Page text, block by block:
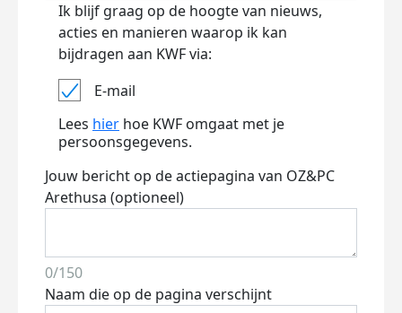
Ik blijf graag op de hoogte van nieuws,
acties en manieren waarop ik kan
bijdragen aan KWF via:
E-mail
Lees hier hoe KWF omgaat met je
persoonsgegevens.
Jouw bericht op de actiepagina van OZ&PC
Arethusa (optioneel)
0/150
Naam die op de pagina verschijnt